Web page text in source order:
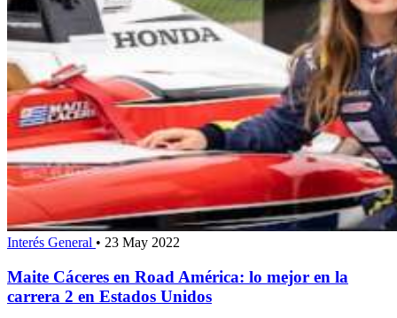
Interés General • 23 May 2022
Maite Cáceres en Road América: lo mejor en la
carrera 2 en Estados Unidos